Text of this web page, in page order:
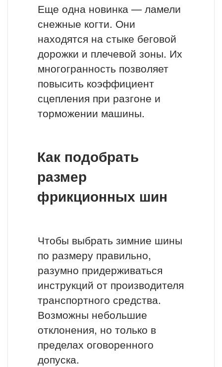
Еще одна новинка — ламели
снежные когти. Они
находятся на стыке беговой
дорожки и плечевой зоны. Их
многогранность позволяет
повысить коэффициент
сцепления при разгоне и
торможении машины.
Как подобрать
размер
фрикционных шин
Чтобы выбрать зимние шины
по размеру правильно,
разумно придерживаться
инструкций от производителя
транспортного средства.
Возможны небольшие
отклонения, но только в
пределах оговоренного
допуска.